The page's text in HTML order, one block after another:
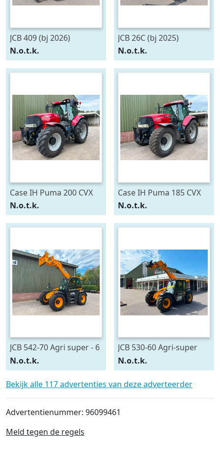
JCB 409 (bj 2026)
N.o.t.k.
JCB 26C (bj 2025)
N.o.t.k.
Case IH Puma 200 CVX
(bj 2015)
N.o.t.k.
Case IH Puma 185 CVX
(bj 2014)
N.o.t.k.
JCB 542-70 Agri super - 6
speed (bj 2022)
N.o.t.k.
JCB 530-60 Agri-super
DEMO (bj 2025)
N.o.t.k.
Bekijk alle 117 advertenties van deze adverteerder
Advertentienummer: 96099461
Meld tegen de regels